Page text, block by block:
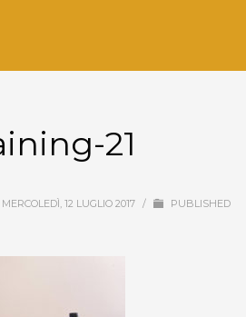
21
MERCOLEDÌ, 12 LUGLIO 2017 /
PUBLISHED